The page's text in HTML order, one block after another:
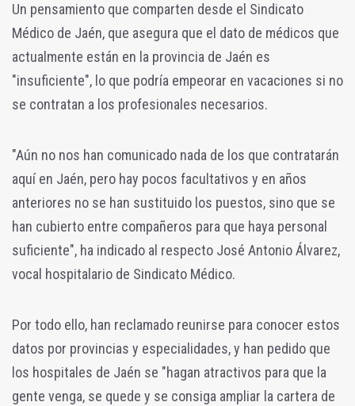
Un pensamiento que comparten desde el Sindicato
Médico de Jaén, que asegura que el dato de médicos que
actualmente están en la provincia de Jaén es
"insuficiente", lo que podría empeorar en vacaciones si no
se contratan a los profesionales necesarios.
"Aún no nos han comunicado nada de los que contratarán
aquí en Jaén, pero hay pocos facultativos y en años
anteriores no se han sustituido los puestos, sino que se
han cubierto entre compañeros para que haya personal
suficiente", ha indicado al respecto José Antonio Álvarez,
vocal hospitalario de Sindicato Médico.
Por todo ello, han reclamado reunirse para conocer estos
datos por provincias y especialidades, y han pedido que
los hospitales de Jaén se "hagan atractivos para que la
gente venga, se quede y se consiga ampliar la cartera de